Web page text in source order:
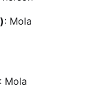
: Mola
: Mola